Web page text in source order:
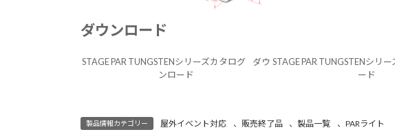
ダウンロード
STAGE PAR TUNGSTENシリーズカタログ
ダウ
ンロード
STAGE PAR TUNGSTENシリ
ード
製品情報カテゴリー 屋外イベント対応 、 販売終了品 、製品一覧 、 PARライト